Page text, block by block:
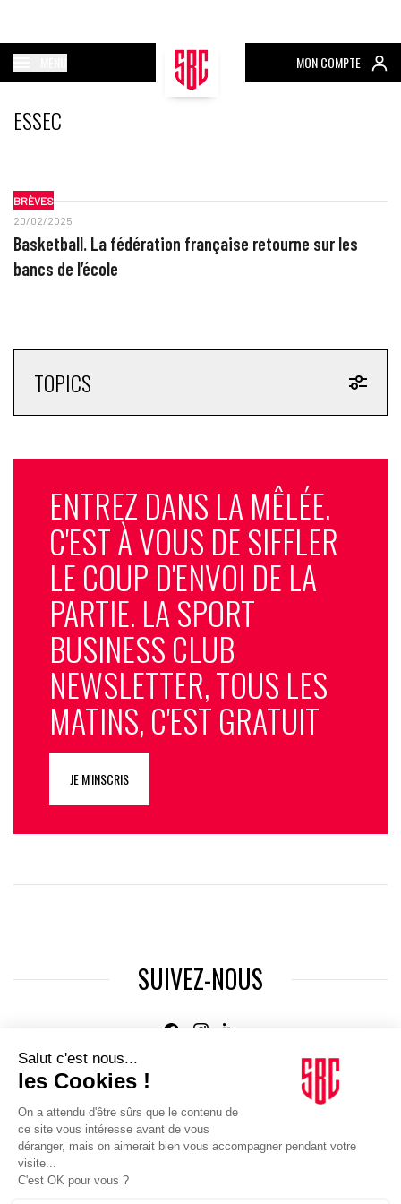
MON COMPTE
ESSEC
BRÈVES
20/02/2025
Basketball. La fédération française retourne sur les
bancs de l’école
TOPICS
ENTREZ DANS LA MÊLÉE.
C'EST À VOUS DE SIFFLER
LE COUP D'ENVOI DE LA
PARTIE. LA SPORT
BUSINESS CLUB
NEWSLETTER, TOUS LES
MATINS, C'EST GRATUIT
JE M'INSCRIS
SUIVEZ-NOUS